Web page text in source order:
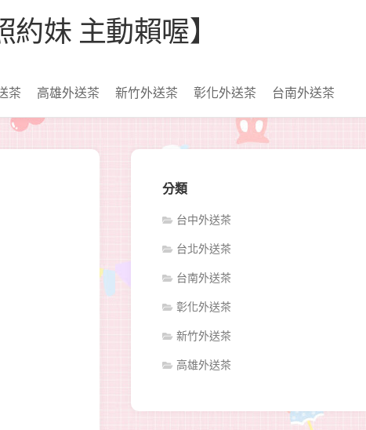
妹 主動賴喔】
茶 高雄外送茶 新竹外送茶 彰化外送茶 台南外送茶
分類
台中外送茶
台北外送茶
台南外送茶
彰化外送茶
新竹外送茶
高雄外送茶